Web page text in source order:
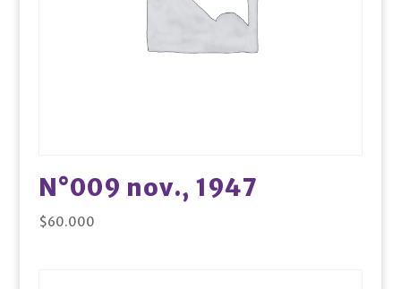
N°009 nov., 1947
$60.000